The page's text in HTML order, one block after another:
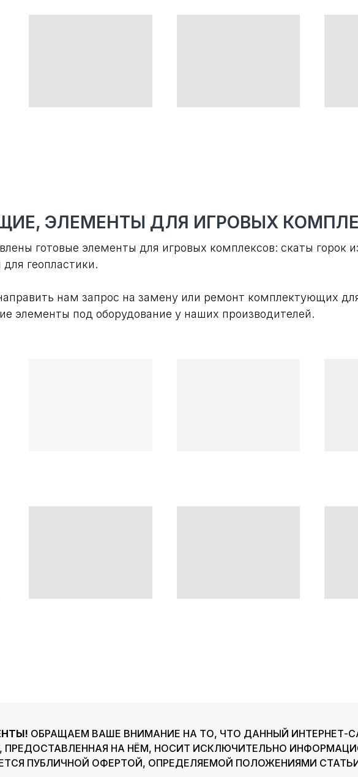
ЭЛЕМЕНТЫ ДЛЯ ИГРОВЫХ
готовые элементы для игровых комплексов: скаты горок
геопластики.
нам запрос на замену или ремонт комплектующих
элементы под оборудование у наших производителей.
ОБРАЩАЕМ ВАШЕ ВНИМАНИЕ НА ТО, ЧТО ДАННЫЙ ИНТЕРНЕТ-
ПРЕДОСТАВЛЕННАЯ НА НЁМ, НОСИТ ИСКЛЮЧИТЕЛЬНО
ПУБЛИЧНОЙ ОФЕРТОЙ, ОПРЕДЕЛЯЕМОЙ ПОЛОЖЕНИЯМИ